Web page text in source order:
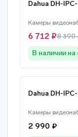
Dahua DH-
Камеры
6 712 ₽8 390
В наличии на
Dahua DH-
Камеры
2 990 ₽